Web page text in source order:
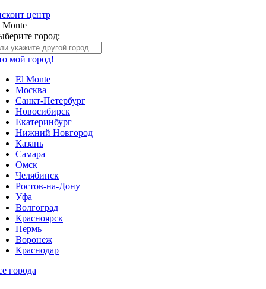
центр
Monte
город:
мой город!
El Monte
Москва
Санкт-Петербург
Новосибирск
Екатеринбург
Нижний Новгород
Казань
Самара
Омск
Челябинск
Ростов-на-Дону
Уфа
Волгоград
Красноярск
Пермь
Воронеж
Краснодар
города